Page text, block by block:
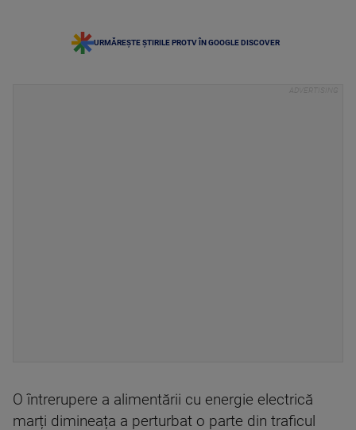
URMĂREȘTE ȘTIRILE PROTV ÎN GOOGLE DISCOVER
O întrerupere a alimentării cu energie electrică
marți dimineața a perturbat o parte din traficul